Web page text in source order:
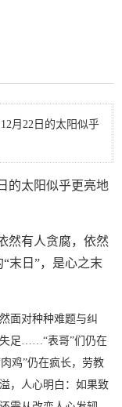
月22日的太阳似乎
的太阳似乎更亮地
然有人贪腐，依然
末日”，是心之末
面对种种难题与纠
足……“表哥”们仍在
鸡”仍在疯长，劳教
，人心明白：如果致